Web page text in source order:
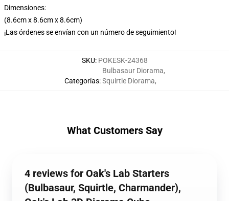
Dimensiones:
(8.6cm x 8.6cm x 8.6cm)
¡Las órdenes se envían con un número de seguimiento!
SKU: POKESK-24368
Categorías:
Bulbasaur Diorama,
Squirtle Diorama,
What Customers Say
4 reviews for Oak's Lab Starters
(Bulbasaur, Squirtle, Charmander),